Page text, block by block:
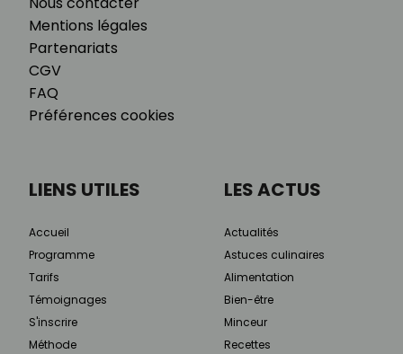
Mentions légales
Partenariats
CGV
FAQ
Préférences cookies
LIENS UTILES
Accueil
Programme
Tarifs
Témoignages
S'inscrire
Méthode
LES ACTUS
Actualités
Astuces culinaires
Alimentation
Bien-être
Minceur
Recettes